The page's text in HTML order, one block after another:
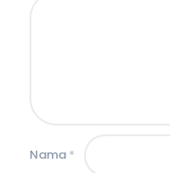
Nama *